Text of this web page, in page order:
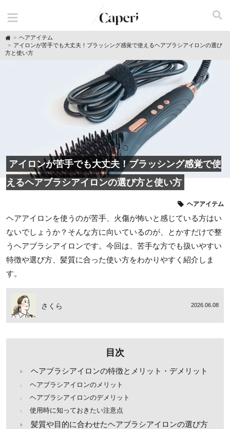
H
o
m
ヘアアイテム
アイロンが苦手でも大丈夫！ブラッシング感覚で使えるヘアブラシアイロンの選び
方と使い方
アイロンが苦手でも大丈夫！ブラッシング感覚で使
えるヘアブラシアイロンの選び方と使い方
ヘアアイテム
ヘアアイロンを使うのが苦手、火傷が怖いと感じている方はい
ないでしょうか？そんな方に向いているのが、とかすだけで整
うヘアブラシアイロンです。今回は、苦手な方でも扱いやすい
特徴や選び方、髪質に合った使い方をわかりやすく紹介しま
す。
さくら 2026.06.08
目次
ヘアブラシアイロンの特徴とメリット・デメリット
ヘアブラシアイロンのメリット
ヘアブラシアイロンのデメリット
使用時に知っておきたい注意点
髪質や目的に合わせたヘアブラシアイロンの選び方